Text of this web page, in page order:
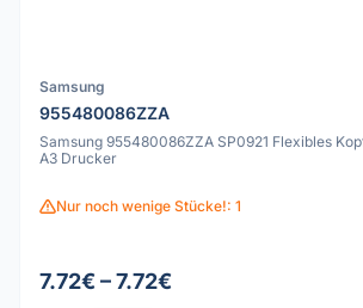
Samsung
955480086ZZA
Samsung 955480086ZZA SP0921 Flexibles
A3 Drucker
Nur noch wenige Stücke!: 1
7.72€ – 7.72€